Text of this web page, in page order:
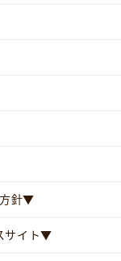
針▼
サイト▼